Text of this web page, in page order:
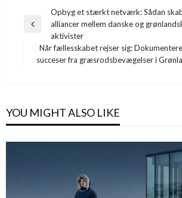
Indlægsnavigation
Previous
Opbyg et stærkt netværk: Sådan
alliancer mellem danske og
aktivister
Next
Når fællesskabet rejser sig:
succeser fra græsrodsbevægelser i
YOU MIGHT ALSO LIKE